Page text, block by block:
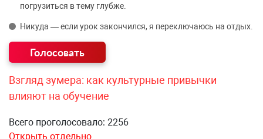
погрузиться в тему глубже.
Никуда — если урок закончился, я переключаюсь на отдых.
Взгляд зумера: как культурные привычки
влияют на обучение
Всего проголосовало: 2256
Открыть отдельно